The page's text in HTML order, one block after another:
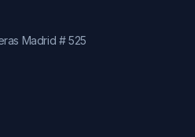
Madrid # 525